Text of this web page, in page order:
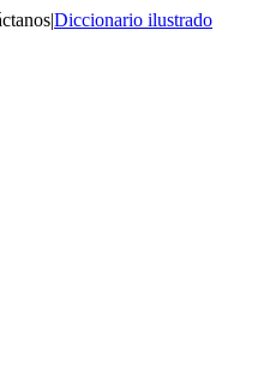
|Diccionario ilustrado